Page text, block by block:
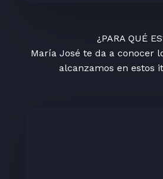
¿PARA QUÉ
María José te da a conocer
alcanzamos en estos